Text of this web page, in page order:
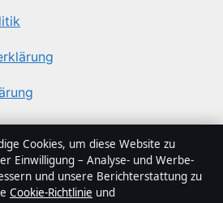
digitaler
Fokus auf Politik, Wirtschaft,
Cookies, um diese Website zu
Einwilligung – Analyse- und Werbe-
und unsere Berichterstattung zu
Cookie-Richtlinie und